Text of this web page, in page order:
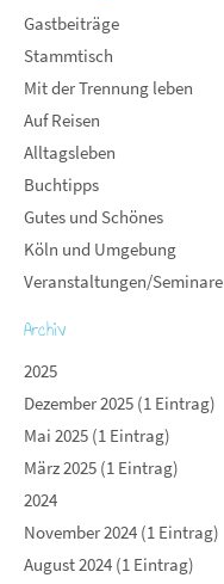
Gastbeiträge
Stammtisch
Mit der Trennung leben
Auf Reisen
Alltagsleben
Buchtipps
Gutes und Schönes
Köln und Umgebung
Veranstaltungen/Seminare
Archiv
2025
Dezember 2025 (1 Eintrag)
Mai 2025 (1 Eintrag)
März 2025 (1 Eintrag)
2024
November 2024 (1 Eintrag)
August 2024 (1 Eintrag)